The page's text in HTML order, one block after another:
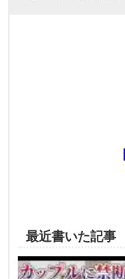
最近書いた記事